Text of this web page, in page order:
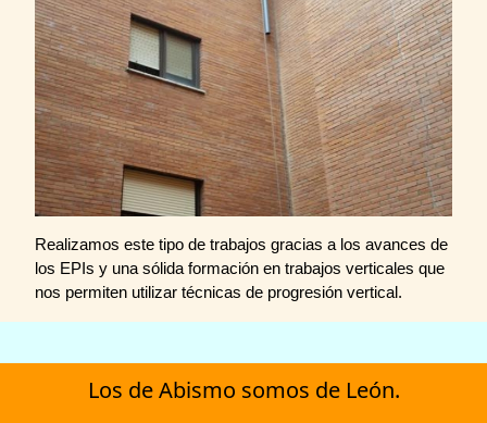
Realizamos este tipo de trabajos gracias a los avances de
los EPIs y una sólida formación en trabajos verticales que
nos permiten utilizar técnicas de progresión vertical.
Los de Abismo somos de León.